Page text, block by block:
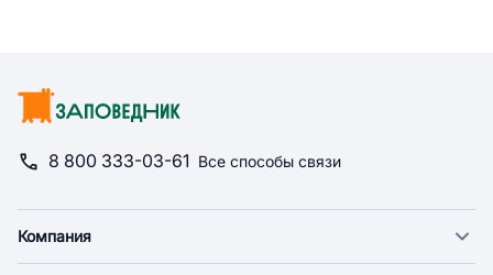
8 800 333-03-61 Все способы связи
Компания